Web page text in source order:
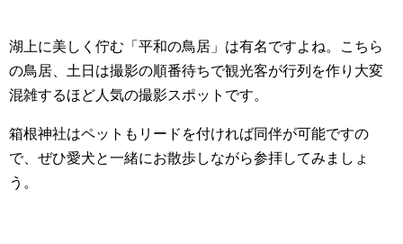
湖上に美しく佇む「平和の鳥居」は有名ですよね。こちら
の鳥居、土日は撮影の順番待ちで観光客が行列を作り大変
混雑するほど人気の撮影スポットです。
箱根神社はペットもリードを付ければ同伴が可能ですの
で、ぜひ愛犬と一緒にお散歩しながら参拝してみましょ
う。